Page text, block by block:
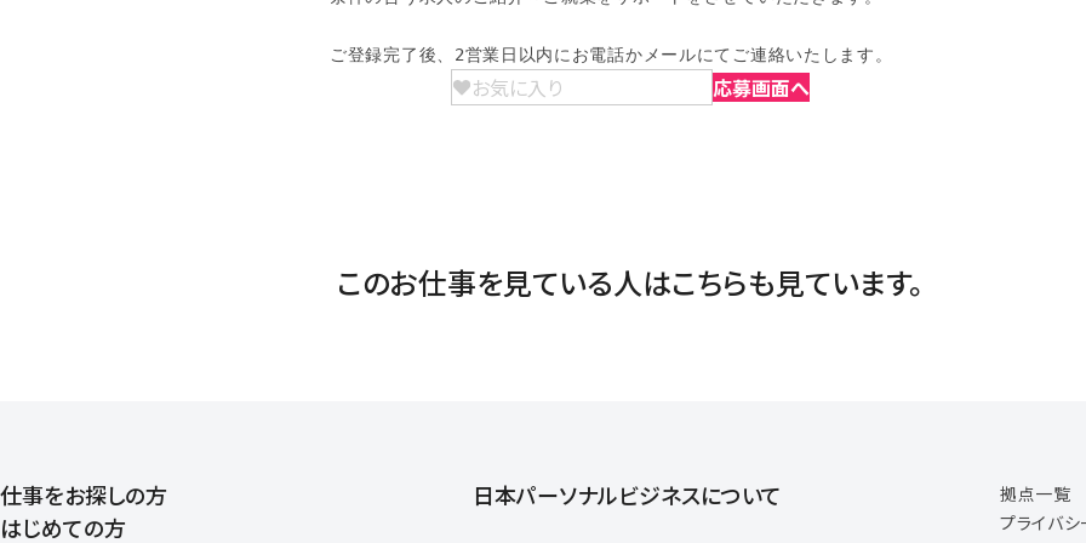
ご登録完了後、2営業日以内にお電話かメールにてご連絡いたします。
お気に入り 応募画面へ
このお仕事を見ている人はこちらも見ています。
仕事をお探しの方
はじめての方
日本パーソナルビジネスについて
拠点一覧
プライバ